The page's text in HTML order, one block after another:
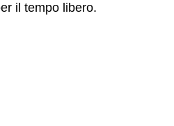
il tempo libero.